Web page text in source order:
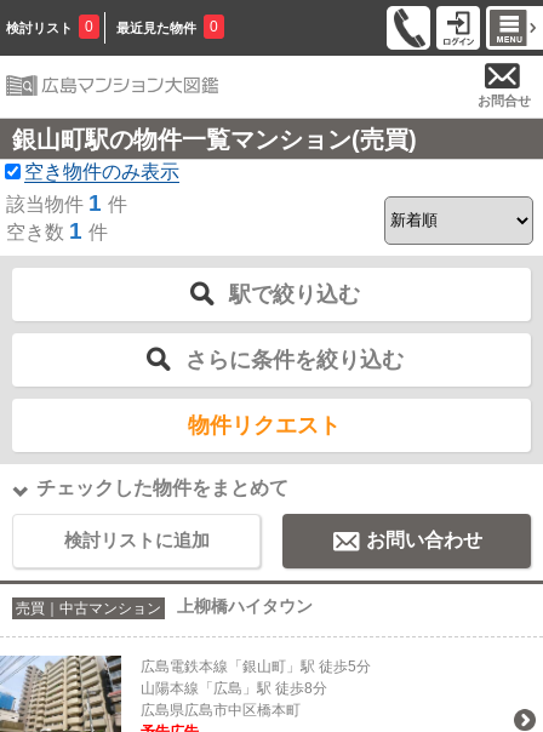
検討リスト 0 最近見た物件 0
お問合せ
銀山町駅の物件一覧マンション(売買)
空き物件のみ表示
該当物件 1 件
空き数 1 件
駅で絞り込む
さらに条件を絞り込む
物件リクエスト
チェックした物件をまとめて
検討リストに追加 お問い合わせ
売買｜中古マンション 上柳橋ハイタウン
広島電鉄本線「銀山町」駅 徒歩5分
山陽本線「広島」駅 徒歩8分
広島県広島市中区橋本町